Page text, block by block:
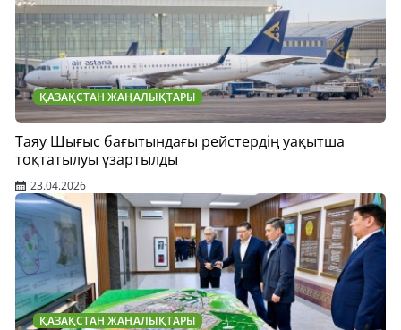
ҚАЗАҚСТАН ЖАҢАЛЫҚТАРЫ
Таяу Шығыс бағытындағы рейстердің уақытша
тоқтатылуы ұзартылды
23.04.2026
ҚАЗАҚСТАН ЖАҢАЛЫҚТАРЫ